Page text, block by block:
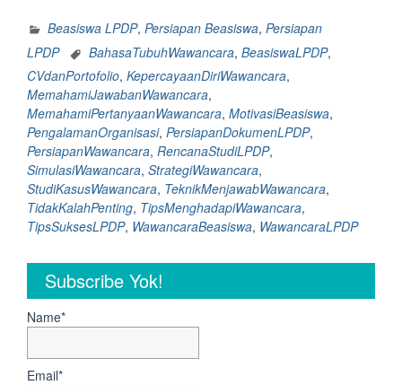
penting
dari
pertanyaan
dan
jawaban
wawancara,
Ini
Tips
menghadapi
wawancara
Beasiswa
Beasiswa LPDP, Persiapan Beasiswa, Persiapan
LPDP
BahasaTubuhWawancara, BeasiswaLPDP,
CVdanPortofolio, KepercayaanDiriWawancara,
MemahamiJawabanWawancara,
MemahamiPertanyaanWawancara, MotivasiBeasiswa,
PengalamanOrganisasi, PersiapanDokumenLPDP,
PersiapanWawancara, RencanaStudiLPDP,
SimulasiWawancara, StrategiWawancara,
StudiKasusWawancara, TeknikMenjawabWawancara,
TidakKalahPenting, TipsMenghadapiWawancara,
TipsSuksesLPDP, WawancaraBeasiswa, WawancaraLPDP
Subscribe Yok!
Name*
Email*